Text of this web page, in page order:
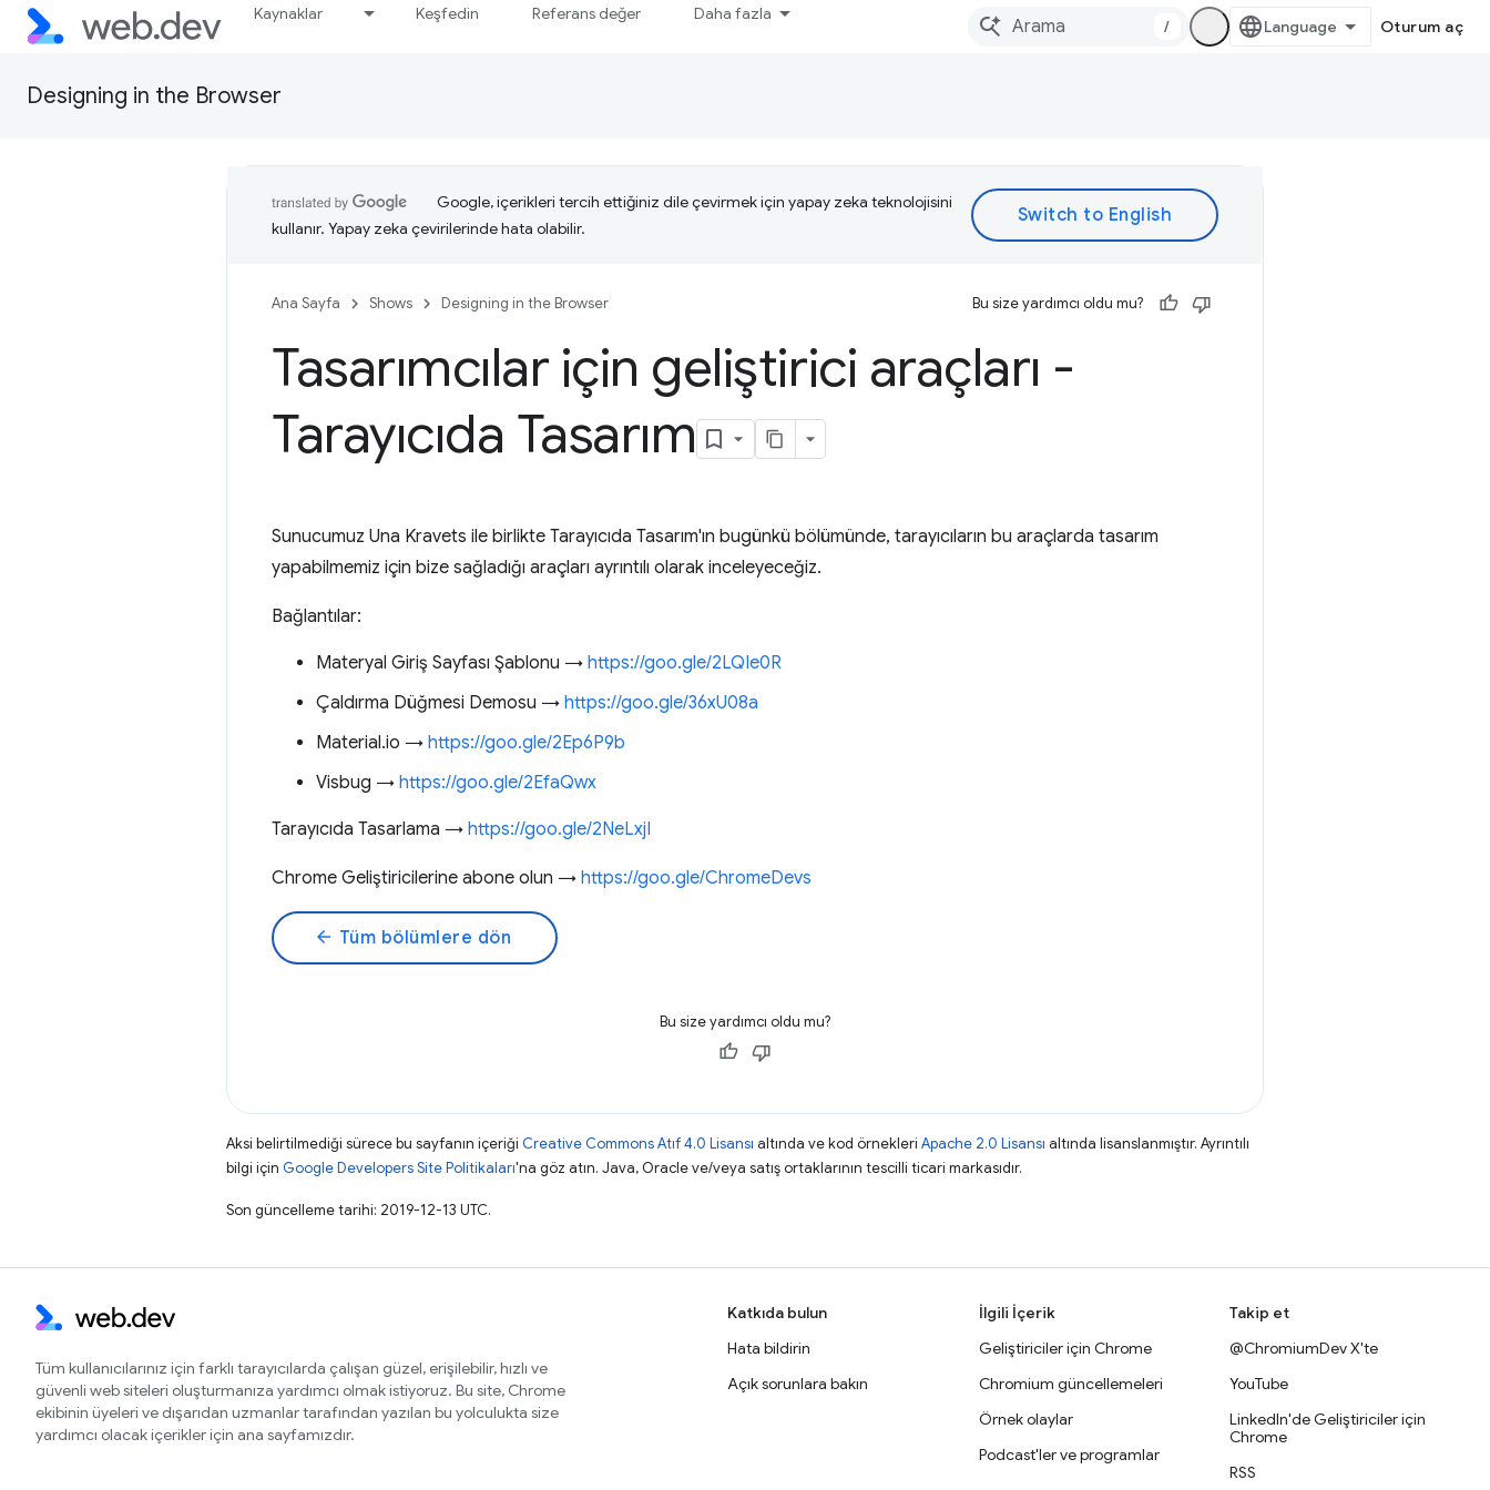
Kaynaklar Keşfedin Referans değer Daha fazla
/ Oturum aç
Designing in the Browser
Google, içerikleri tercih ettiğiniz dile çevirmek için yapay zeka teknolojisini
kullanır. Yapay zeka çevirilerinde hata olabilir.
Ana Sayfa Shows Designing in the Browser Bu size yardımcı oldu mu?
Tasarımcılar için geliştirici araçları -
Tarayıcıda Tasarım
Sunucumuz Una Kravets ile birlikte Tarayıcıda Tasarım'ın bugünkü bölümünde, tarayıcıların bu araçlarda tasarım
yapabilmemiz için bize sağladığı araçları ayrıntılı olarak inceleyeceğiz.
Bağlantılar:
Materyal Giriş Sayfası Şablonu → https://goo.gle/2LQIe0R
Çaldırma Düğmesi Demosu → https://goo.gle/36xU08a
Material.io → https://goo.gle/2Ep6P9b
Visbug → https://goo.gle/2EfaQwx
Tarayıcıda Tasarlama → https://goo.gle/2NeLxjI
Chrome Geliştiricilerine abone olun → https://goo.gle/ChromeDevs
arrow_back Tüm bölümlere dön
Bu size yardımcı oldu mu?
Aksi belirtilmediği sürece bu sayfanın içeriği Creative Commons Atıf 4.0 Lisansı altında ve kod örnekleri Apache 2.0 Lisansı altında lisanslanmıştır. Ayrıntılı
bilgi için Google Developers Site Politikaları'na göz atın. Java, Oracle ve/veya satış ortaklarının tescilli ticari markasıdır.
Son güncelleme tarihi: 2019-12-13 UTC.
Tüm kullanıcılarınız için farklı tarayıcılarda çalışan güzel, erişilebilir, hızlı ve
güvenli web siteleri oluşturmanıza yardımcı olmak istiyoruz. Bu site, Chrome
ekibinin üyeleri ve dışarıdan uzmanlar tarafından yazılan bu yolculukta size
yardımcı olacak içerikler için ana sayfamızdır.
Katkıda bulun
Hata bildirin
Açık sorunlara bakın
İlgili İçerik
Geliştiriciler için Chrome
Chromium güncellemeleri
Örnek olaylar
Podcast'ler ve programlar
Takip et
@ChromiumDev X'te
YouTube
LinkedIn'de Geliştiriciler için
Chrome
RSS